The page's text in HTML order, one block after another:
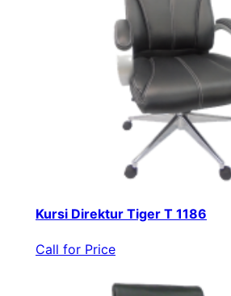
Kursi Direktur Tiger T 1186
Call for Price